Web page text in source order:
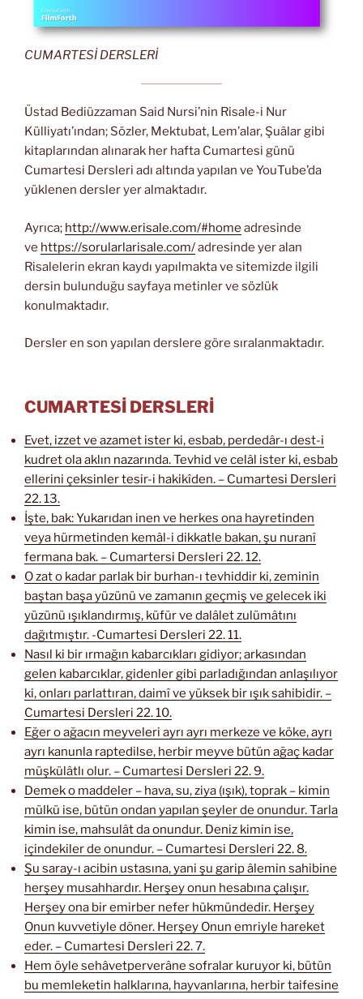
CUMARTESİ DERSLERİ
Üstad Bediüzzaman Said Nursi’nin Risale-i Nur
Külliyatı’ından; Sözler, Mektubat, Lem’alar, Şuâlar gibi
kitaplarından alınarak her hafta Cumartesi günü
Cumartesi Dersleri adı altında yapılan ve YouTube’da
yüklenen dersler yer almaktadır.
Ayrıca; http://www.erisale.com/#home adresinde
ve https://sorularlarisale.com/adresinde yer alan
Risalelerin ekran kaydı yapılmakta ve sitemizde ilgili
dersin bulunduğu sayfaya metinler ve sözlük
konulmaktadır.
Dersler en son yapılan derslere göre sıralanmaktadır.
CUMARTESİ DERSLERİ
Evet, izzet ve azamet ister ki, esbab, perdedâr-ı dest-i
kudret ola aklın nazarında. Tevhid ve celâl ister ki, esbab
ellerini çeksinler tesir-i hakikîden. – Cumartesi Dersleri
22. 13.
İşte, bak: Yukarıdan inen ve herkes ona hayretinden
veya hürmetinden kemâl-i dikkatle bakan, şu nuranî
fermana bak. – Cumartersi Dersleri 22. 12.
O zat o kadar parlak bir burhan-ı tevhiddir ki, zeminin
baştan başa yüzünü ve zamanın geçmiş ve gelecek iki
yüzünü ışıklandırmış, küfür ve dalâlet zulümâtını
dağıtmıştır. -Cumartesi Dersleri 22. 11.
Nasıl ki bir ırmağın kabarcıkları gidiyor; arkasından
gelen kabarcıklar, gidenler gibi parladığından anlaşılıyor
ki, onları parlattıran, daimî ve yüksek bir ışık sahibidir. –
Cumartesi Dersleri 22. 10.
Eğer o ağacın meyveleri ayrı ayrı merkeze ve köke, ayrı
ayrı kanunla raptedilse, herbir meyve bütün ağaç kadar
müşkülâtlı olur. – Cumartesi Dersleri 22. 9.
Demek o maddeler – hava, su, ziya (ışık), toprak – kimin
mülkü ise, bütün ondan yapılan şeyler de onundur. Tarla
kimin ise, mahsulât da onundur. Deniz kimin ise,
içindekiler de onundur. – Cumartesi Dersleri 22. 8.
Şu saray-ı acibin ustasına, yani şu garip âlemin sahibine
herşey musahhardır. Herşey onun hesabına çalışır.
Herşey ona bir emirber nefer hükmündedir. Herşey
Onun kuvvetiyle döner. Herşey Onun emriyle hareket
eder. – Cumartesi Dersleri 22. 7.
Hem öyle sehâvetperverâne sofralar kuruyor ki, bütün
bu memleketin halklarına, hayvanlarına, herbir taifesine